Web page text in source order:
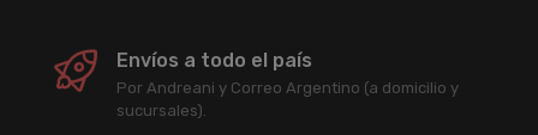
Envíos a todo el país
Por Andreani y Correo Argentino (a domicilio y
sucursales).